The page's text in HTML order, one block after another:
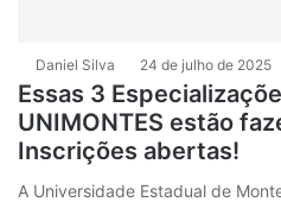
Daniel Silva 24 de julho de 2025
Essas 3
UNIMONTES estão
Inscrições abertas!
A Universidade Estadual de